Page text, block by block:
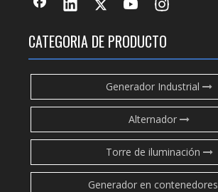
CATEGORIA DE PRODUCTO
Generador Industrial
Alternador
Torre de iluminación
Generador en contenedores